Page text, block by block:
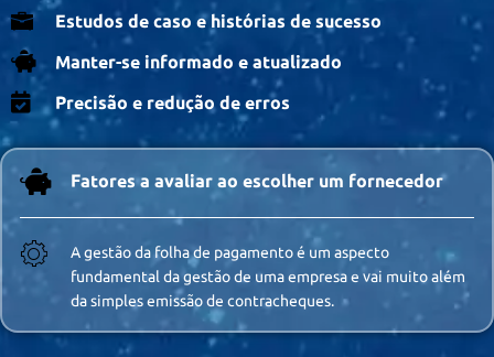
Estudos de caso e histórias de sucesso
Manter-se informado e atualizado
Precisão e redução de erros
Fatores a avaliar ao escolher um fornecedor
A gestão da folha de pagamento é um aspecto
fundamental da gestão de uma empresa e vai muito além
da simples emissão de contracheques.